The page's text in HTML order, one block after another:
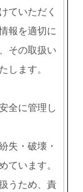
ていただく
報を適切に
その取扱い
します。
全に管理し
失・破壊・
います。
うため、責